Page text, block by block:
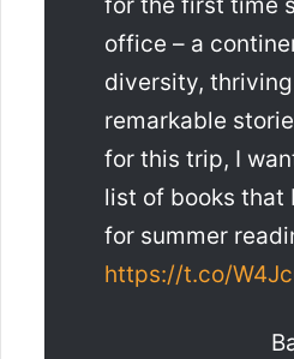
office – a
diversity,
remarkable
for this trip, I
list of books that
for summer
https://t.co/
—